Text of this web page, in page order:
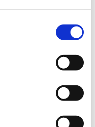
Balloon Pump